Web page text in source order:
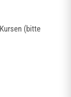
(bitte